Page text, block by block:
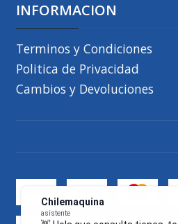
Chilemaquina
asistente
INFORMACION
Terminos y Condiciones
Politica de Privacidad
Cambios y Devoluciones